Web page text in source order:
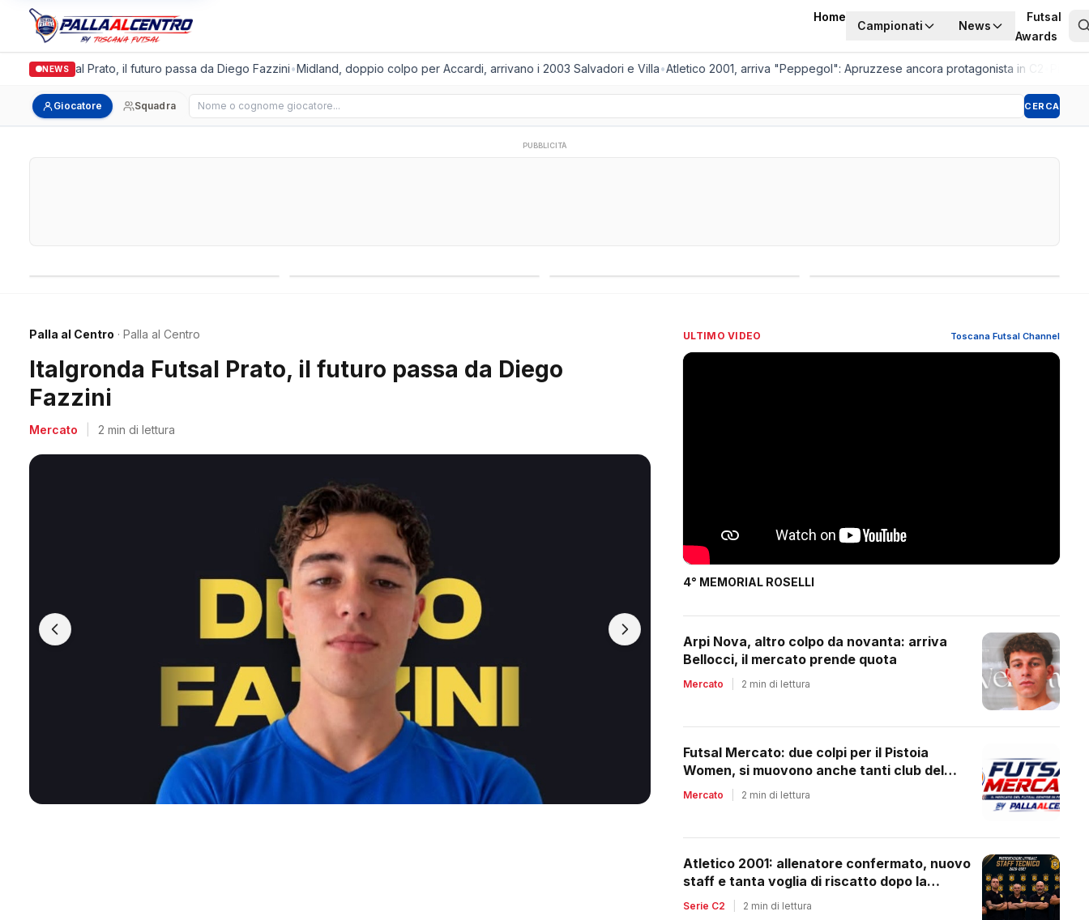
Home
Campionati News
Futsal
Awards
NEWS
Futsal Prato, il futuro passa da Diego Fazzini•Midland, doppio colpo per Accardi, arrivano i 2003 Salvadori e Villa•Atletico 2001, arriva "Peppegol": Apruzzese ancora protagonista in C2•
Giocatore Squadra Cerca giocatore CERCA
PUBBLICITÀ
Palla al Centro · Palla al Centro
Midland, doppio colpo per Accardi, arrivano i 2003
Salvadori e Villa
Mercato 2 min di lettura
ULTIMO VIDEO Toscana Futsal Channel
4° MEMORIAL ROSELLI
Arpi Nova, altro colpo da novanta: arriva
Bellocci, il mercato prende quota
Mercato 2 min di lettura
Futsal Mercato: due colpi per il Pistoia
Women, si muovono anche tanti club del
regionale
Mercato 2 min di lettura
Atletico 2001: allenatore confermato, nuovo
staff e tanta voglia di riscatto dopo la
retrocessione
Serie C2 2 min di lettura